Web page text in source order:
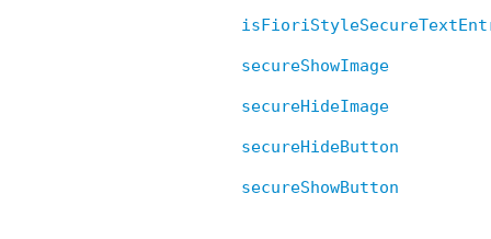
secureShowImage
secureHideImage
secureHideButton
secureShowButton